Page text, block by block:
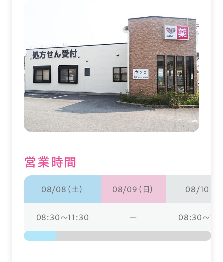
営業時間
08/08（土） 08/09（日） 08/10（月
08:30～11:30 ー 08:30～